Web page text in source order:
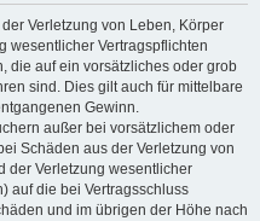
Verletzung von Leben, Körper
wesentlicher Vertragspflichten
die auf ein vorsätzliches oder grob
sind. Dies gilt auch für mittelbare
Gewinn.
außer bei vorsätzlichem oder
Schäden aus der Verletzung von
der Verletzung wesentlicher
auf die bei Vertragsschluss
und im übrigen der Höhe nach